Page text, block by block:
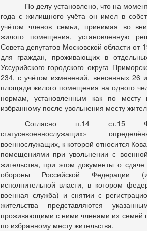
По делу установлено, что на
года с жилищного учёта он имел в
учётом членов семьи, принимая во
жилого помещения, установленную
Совета депутатов Московской области
для граждан, проживающих в
Уссурийского городского округа
234, с учётом изменений, внесенных
площади жилого помещения на одного
нормам, установленным как по
избранному после увольнения месту
Согласно п.14 ст.15
статусевоеннослужащих»
военнослужащих, к которой относится
помещениями при увольнении с
жительства, при этом документы о
обороны Российской Федерации
исполнительной власти, в котором
военная служба) и снятии с
жительства представляются
проживающими с ними членами их семей
по избранному месту жительства.